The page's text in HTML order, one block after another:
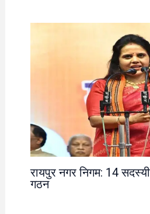
रायपुर नगर निगम: 14
गठन